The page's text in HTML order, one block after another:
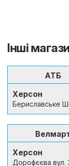
Інші
АТБ
Херсон
Бериславське
Херсон
Дорофєєва вул.